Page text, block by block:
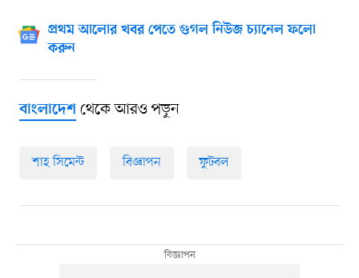
প্রথম আলোর খবর পেতে গুগল নিউজ চ্যানেল ফলো
করুন
বাংলাদেশথেকে আরও পড়ুন
শাহ সিমেন্ট বিজ্ঞাপন ফুটবল